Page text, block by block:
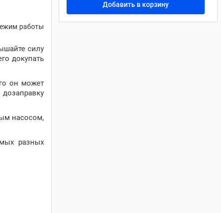
работы
силу
докупать
он может
насосом,
разных
Добавить в корзину